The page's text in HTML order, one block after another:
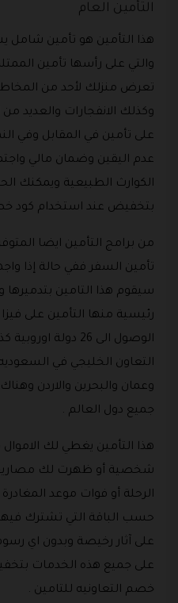
التأمين العام
هذا التأمين هو تأمين شامل
والتي على رأسها تأمين
تعرض منزلك لأحد من المخاطر
وكذلك الانفجارات والعديد
على تأمين في المقابل وفي
عدم اليقين وضمان مالي
الكوارث الطبيعية ويمكنك
بتخفيض عند استخدام كود
من برامج التأمين ايضا
تأمين السفر ففي حالة إذا
سيقوم هذا التامين
رئيسية منها التأمين على
الوصول الى 26
التعاون الخليجي في
وعمان والبحرين والاردن
جميع دول العالم .
هذا التأمين يغطي لك
شخصية أو ظهرت لك مصاريف
الرحلة أو فوات موعد
حسب الباقة التي تشترك
على آثار رخيصة وبدون اي
على جميع هذه الخدمات
خصم التعاونيه للتامين .